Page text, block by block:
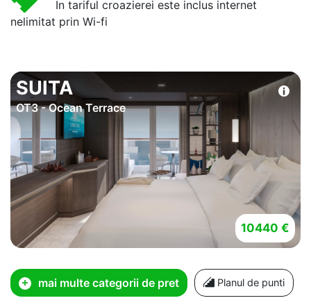
In tariful croazierei este inclus internet
nelimitat prin Wi-fi
SUITA
OT3 - Ocean Terrace
10440 €
mai multe categorii de pret Planul de punti